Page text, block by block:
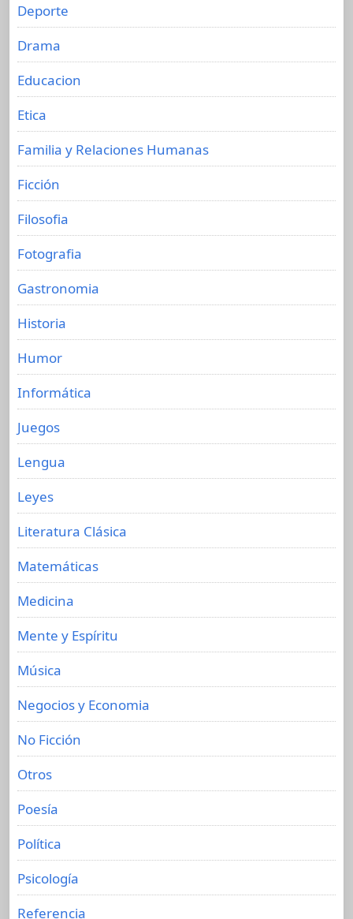
Deporte
Drama
Educacion
Etica
Familia y Relaciones Humanas
Ficción
Filosofia
Fotografia
Gastronomia
Historia
Humor
Informática
Juegos
Lengua
Leyes
Literatura Clásica
Matemáticas
Medicina
Mente y Espíritu
Música
Negocios y Economia
No Ficción
Otros
Poesía
Política
Psicología
Referencia